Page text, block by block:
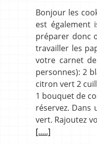
Bonjour les
est également
préparer donc
travailler les
votre carnet
personnes): 2
citron vert 2
1 bouquet de
réservez. Dans
vert. Rajoutez
[.....]